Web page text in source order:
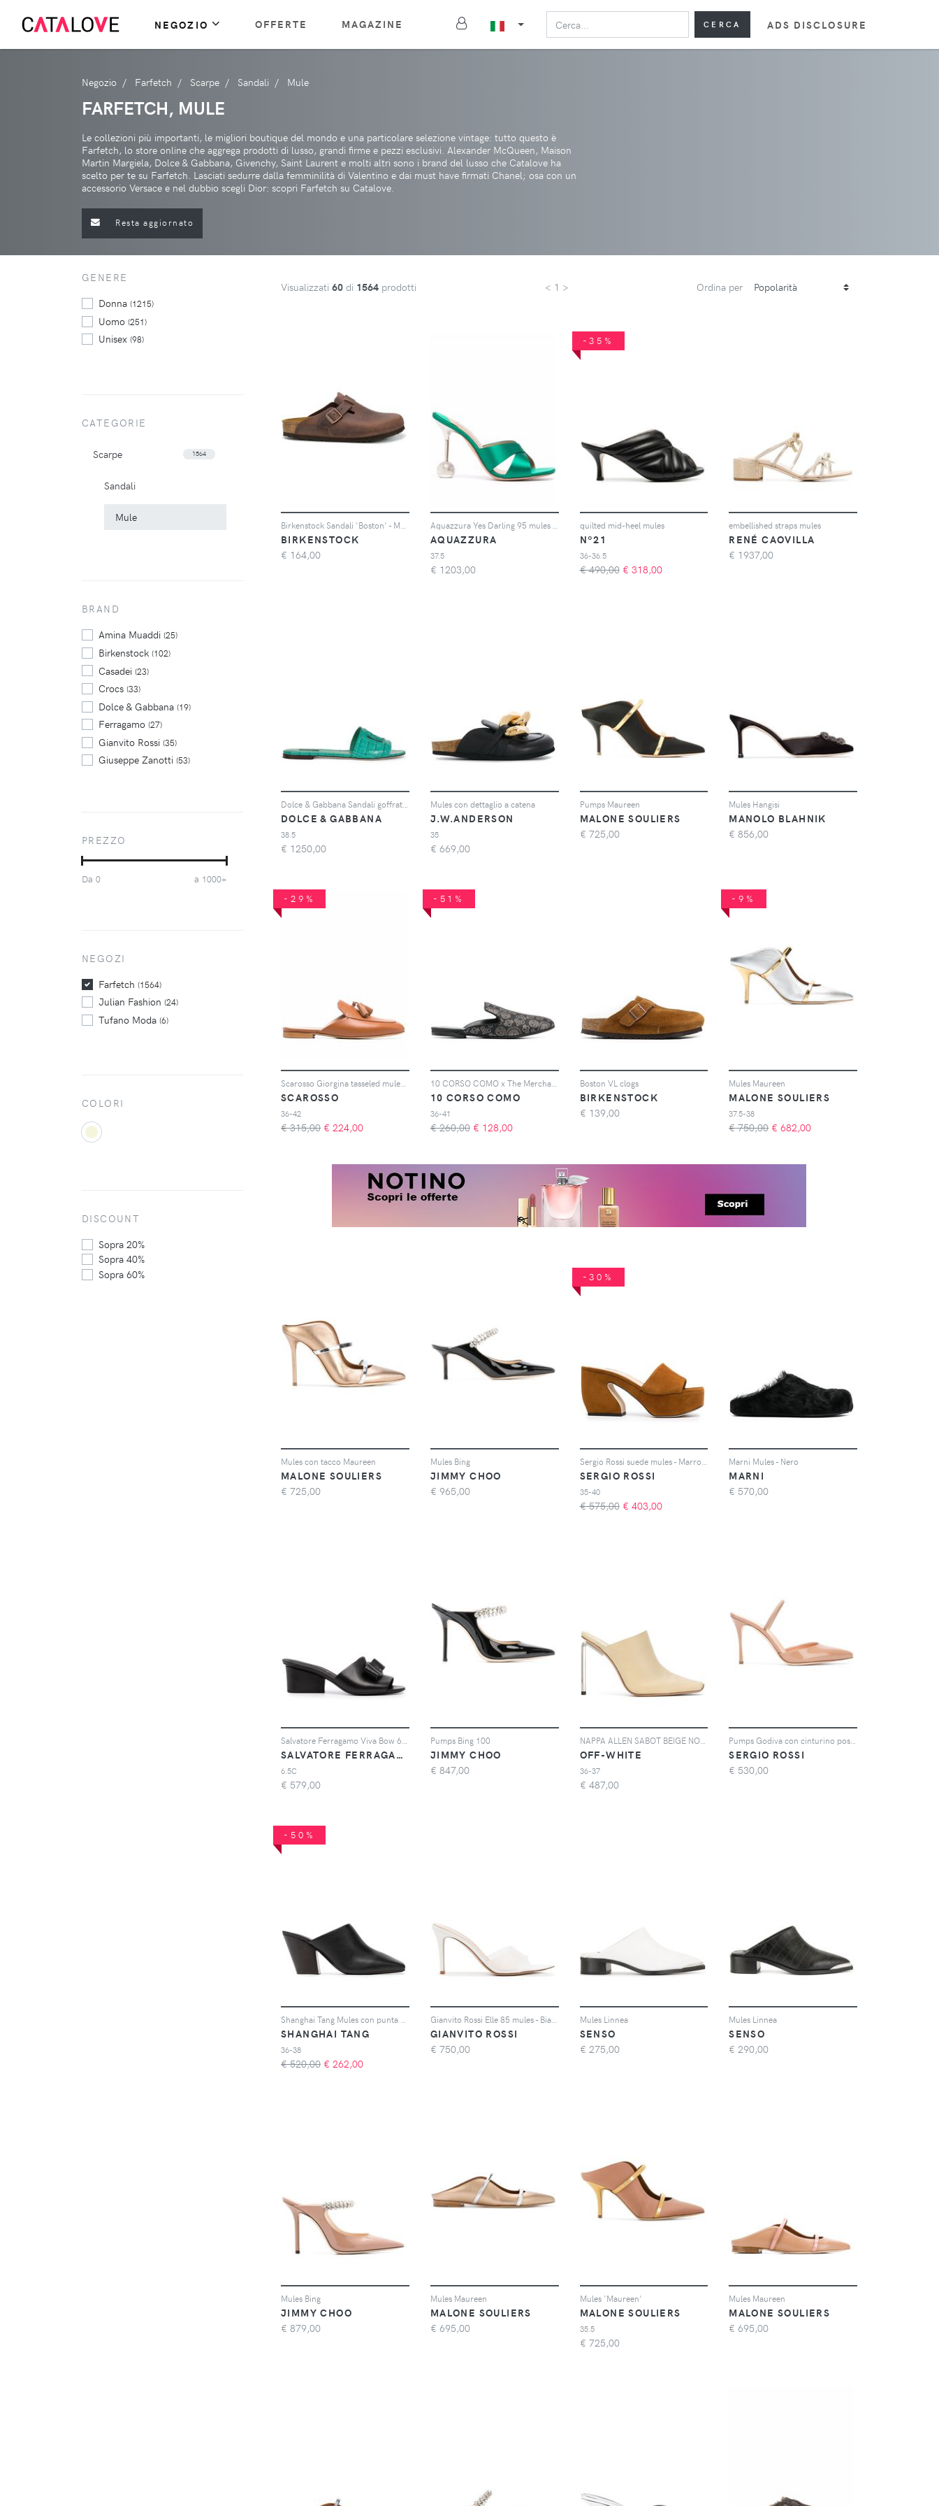
NEGOZIO OFFERTE MAGAZINE CERCA ADS DISCLOSURE
Negozio Farfetch Scarpe Sandali Mule
FARFETCH, MULE
Le collezioni più importanti, le migliori boutique del mondo e una particolare selezione vintage: tutto questo è
Farfetch, lo store online che aggrega prodotti di lusso, grandi firme e pezzi esclusivi. Alexander McQueen, Maison
Martin Margiela, Dolce & Gabbana, Givenchy, Saint Laurent e molti altri sono i brand del lusso che Catalove ha
scelto per te su Farfetch. Lasciati sedurre dalla femminilità di Valentino e dai must have firmati Chanel; osa con un
accessorio Versace e nel dubbio scegli Dior: scopri Farfetch su Catalove.
Resta aggiornato
Visualizzati 60 di 1564 prodotti < 1 > Ordina per
BIRKENSTOCK
€ 164,00
AQUAZZURA
37.5
€ 1203,00
-35%
quilted mid-heel mules
Nº21
36-36.5
€ 490,00 € 318,00
embellished straps mules
RENÉ CAOVILLA
€ 1937,00
DOLCE & GABBANA
38.5
€ 1250,00
Mules con dettaglio a catena
J.W.ANDERSON
35
€ 669,00
Pumps Maureen
MALONE SOULIERS
€ 725,00
Mules Hangisi
MANOLO BLAHNIK
€ 856,00
-29%
SCAROSSO
36-42
€ 315,00 € 224,00
-51%
10 CORSO COMO x The Merchant of Florence Woodstock mules - Nero
10 CORSO COMO
36-41
€ 260,00 € 128,00
Boston VL clogs
BIRKENSTOCK
€ 139,00
-9%
Mules Maureen
MALONE SOULIERS
37.5-38
€ 750,00 € 682,00
Mules con tacco Maureen
MALONE SOULIERS
€ 725,00
Mules Bing
JIMMY CHOO
€ 965,00
-30%
SERGIO ROSSI
35-40
€ 575,00 € 403,00
Marni Mules - Nero
MARNI
€ 570,00
SALVATORE FERRAGAMO
6.5C
€ 579,00
Pumps Bing 100
JIMMY CHOO
€ 847,00
NAPPA ALLEN SABOT BEIGE NO COLOR
OFF-WHITE
36-37
€ 487,00
SERGIO ROSSI
€ 530,00
-50%
SHANGHAI TANG
36-38
€ 520,00 € 262,00
Gianvito Rossi Elle 85 mules - Bianco
GIANVITO ROSSI
€ 750,00
Mules Linnea
SENSO
€ 275,00
Mules Linnea
SENSO
€ 290,00
Mules Bing
JIMMY CHOO
€ 879,00
Mules Maureen
MALONE SOULIERS
€ 695,00
Mules 'Maureen'
MALONE SOULIERS
35.5
€ 725,00
Mules Maureen
MALONE SOULIERS
€ 695,00
GENERE
Donna (1215)
Uomo (251)
Unisex (98)
CATEGORIE
Scarpe 1564
Sandali
Mule
BRAND
Amina Muaddi (25)
Birkenstock (102)
Casadei (23)
Crocs (33)
Dolce & Gabbana (19)
Ferragamo (27)
Gianvito Rossi (35)
Giuseppe Zanotti (53)
Paris Texas
THE ATTICO
PREZZO
Da 0 a 1000+
NEGOZI
Farfetch (1564)
Julian Fashion (24)
Tufano Moda (6)
COLORI
DISCOUNT
Sopra 20%
Sopra 40%
Sopra 60%